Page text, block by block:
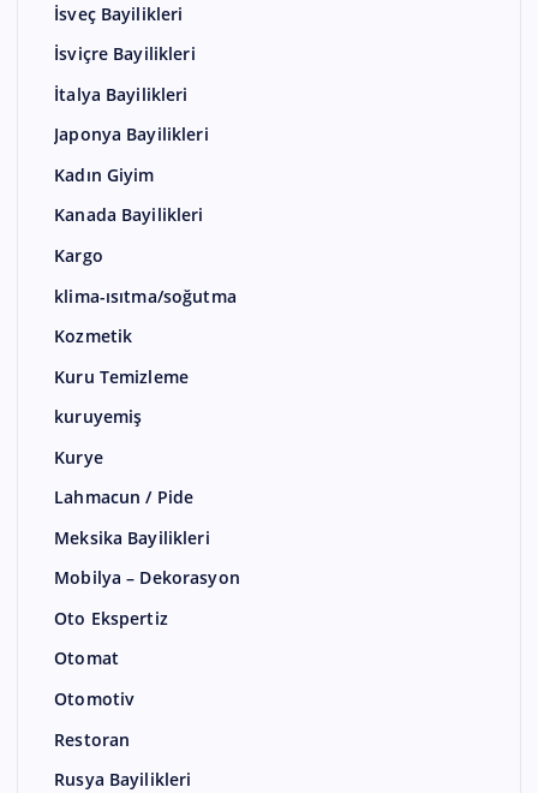
İsveç Bayilikleri
İsviçre Bayilikleri
İtalya Bayilikleri
Japonya Bayilikleri
Kadın Giyim
Kanada Bayilikleri
Kargo
klima-ısıtma/soğutma
Kozmetik
Kuru Temizleme
kuruyemiş
Kurye
Lahmacun / Pide
Meksika Bayilikleri
Mobilya – Dekorasyon
Oto Ekspertiz
Otomat
Otomotiv
Restoran
Rusya Bayilikleri